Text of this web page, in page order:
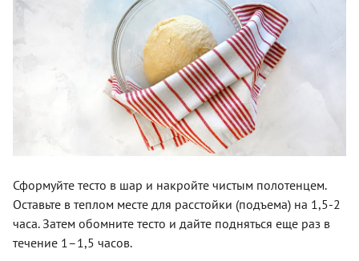
Сформуйте тесто в шар и накройте чистым полотенцем.
Оставьте в теплом месте для расстойки (подъема) на 1,5-2
часа. Затем обомните тесто и дайте подняться еще раз в
течение 1–1,5 часов.